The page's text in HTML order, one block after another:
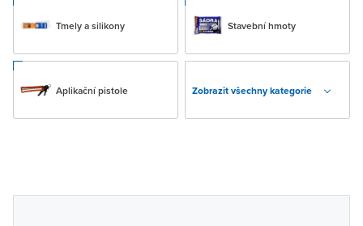
Tmely a silikony Stavební hmoty
Aplikační pistole Zobrazit všechny kategorie